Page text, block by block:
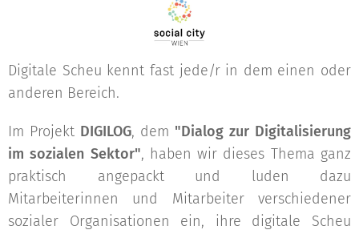
Digitale Scheu kennt fast jede/r in dem einen oder
anderen Bereich.
Im Projekt DIGILOG, dem "Dialog zur Digitalisierung
im sozialen Sektor", haben wir dieses Thema ganz
praktisch angepackt und luden dazu
Mitarbeiterinnen und Mitarbeiter verschiedener
sozialer Organisationen ein, ihre digitale Scheu